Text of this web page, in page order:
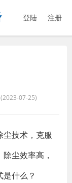
登陆 注册
07-25)
技术，克服
尘效率高，
什么？